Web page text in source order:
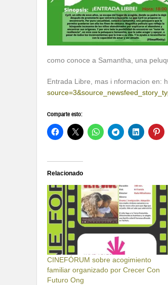
como conoce a Samantha, una
Entrada Libre, mas i nformacion en:
Comparte esto:
Relacionado
CINEFÓRUM sobre acogimiento
familiar organizado por Crecer Con
Futuro Ong